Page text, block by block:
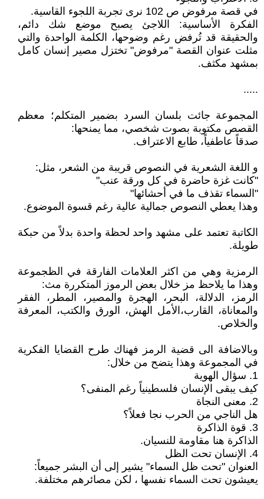
في قصة مرفوض ص 102 نرى تجربة اللجوء القاسية.
الفكرة الأساسية: اللاجئ يصبح موضع شك دائم،
والحقيقة قد تُرفض رغم وضوحها، الكلمة الواحدة والتي
مثلت عنوان القصة "مرفوض" تختزل مصير إنسان كامل
بمشهد مكثف.
.....
المجموعة جائت بلسان السرد بضمير المتكلم؛ معظم
القصص مكتوبة بصوت شخصي، مما يمنحها:
صدقاً عاطفياً، طابع الاعتراف.
و اللغة الشعرية في النصوص قريبة من الشعر، مثل:
"كانت غزة حاضرة في كل ورقة عنب"
"السماء تقذف ما في أحشائها"
وهذا يعطي النصوص جمالية عالية رغم قسوة الموضوع.
الكاتبة تعتمد على مشهد واحد لحظة واحدة بدلاً من حبكة
طويلة.
الرمزية وهي من اكثر العلامات الفارقة في الظجموعة
وهذا ما يلاحظ مز خلال بعض الرموز المتكررة مث:
الرمز، الدلالة، البحر، الهجرة والمصير، المطر، الفقر
والمعاناة، القارب،الأمل الهش، الورق والكتب، المعرفة
والخلاص.
وبالاضافة الى قضية الرمز فهناك طرح القضايا الفكرية
في المجموعة وهذا يتضح من خلال:
1. سؤال الهوية
كيف يبقى الإنسان فلسطينياً رغم المنفى؟
2. معنى النجاة
هل الناجي من الحرب نجا فعلاً؟
3. قوة الذاكرة
الذاكرة هنا مقاومة للنسيان.
4. الإنسان تحت الظل
العنوان "تحت ظل السماء" يشير إلى أن البشر جميعاً:
يعيشون تحت السماء نفسها ، لكن مصائرهم مختلفة.